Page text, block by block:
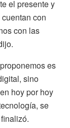
el presente y
con
con las
es
sino
hoy por hoy
se